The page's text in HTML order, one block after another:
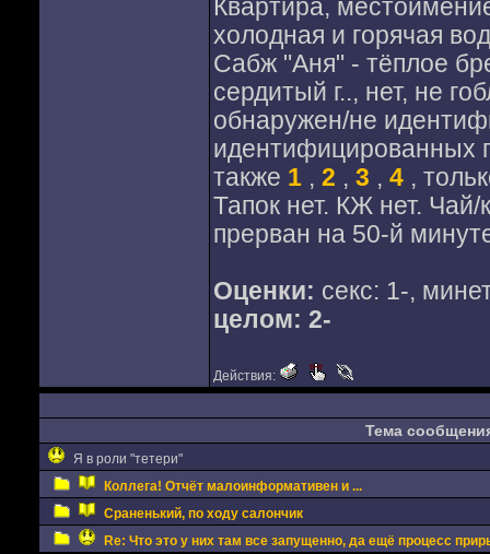
Квартира,
холодная и горячая
Сабж "Аня" - тёплое
сердитый г.., нет, не
обнаружен/не
идентифицированных
также 1, 2 , 3 , 4,
Тапок нет. КЖ нет.
прерван на 50-й
Оценки: секс: 1-,
целом: 2-
Действия:
Тема
Я в роли "тетери"
Коллега! Отчёт малоинформативен и ...
Сраненький, по ходу салончик
Re: Что это у них там все запущенно, да ещё процесс